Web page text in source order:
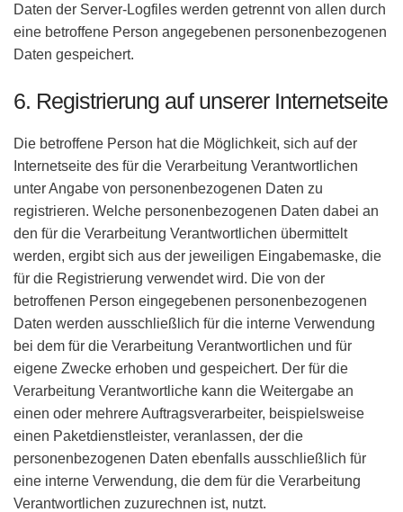
Daten der Server-Logfiles werden getrennt von allen durch
eine betroffene Person angegebenen personenbezogenen
Daten gespeichert.
6. Registrierung auf unserer Internetseite
Die betroffene Person hat die Möglichkeit, sich auf der
Internetseite des für die Verarbeitung Verantwortlichen
unter Angabe von personenbezogenen Daten zu
registrieren. Welche personenbezogenen Daten dabei an
den für die Verarbeitung Verantwortlichen übermittelt
werden, ergibt sich aus der jeweiligen Eingabemaske, die
für die Registrierung verwendet wird. Die von der
betroffenen Person eingegebenen personenbezogenen
Daten werden ausschließlich für die interne Verwendung
bei dem für die Verarbeitung Verantwortlichen und für
eigene Zwecke erhoben und gespeichert. Der für die
Verarbeitung Verantwortliche kann die Weitergabe an
einen oder mehrere Auftragsverarbeiter, beispielsweise
einen Paketdienstleister, veranlassen, der die
personenbezogenen Daten ebenfalls ausschließlich für
eine interne Verwendung, die dem für die Verarbeitung
Verantwortlichen zuzurechnen ist, nutzt.